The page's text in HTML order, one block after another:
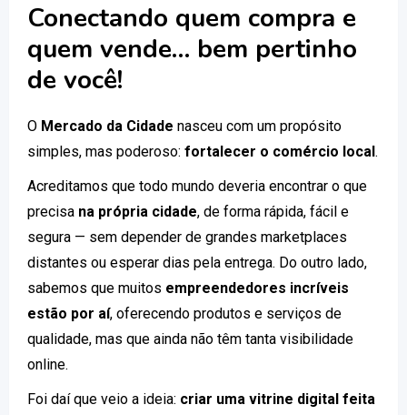
Conectando quem compra e
quem vende… bem pertinho
de você!
O Mercado da Cidade nasceu com um propósito
simples, mas poderoso: fortalecer o comércio local.
Acreditamos que todo mundo deveria encontrar o que
precisa na própria cidade, de forma rápida, fácil e
segura — sem depender de grandes marketplaces
distantes ou esperar dias pela entrega. Do outro lado,
sabemos que muitos empreendedores incríveis
estão por aí, oferecendo produtos e serviços de
qualidade, mas que ainda não têm tanta visibilidade
online.
Foi daí que veio a ideia: criar uma vitrine digital feita